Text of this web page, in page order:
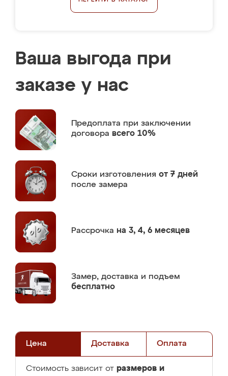
Ваша выгода при
заказе у нас
Предоплата при заключении
договора всего 10%
Сроки изготовления от 7 дней
после замера
Рассрочка на 3, 4, 6 месяцев
Замер, доставка и подъем
бесплатно
Цена Доставка Оплата
Стоимость зависит от размеров и